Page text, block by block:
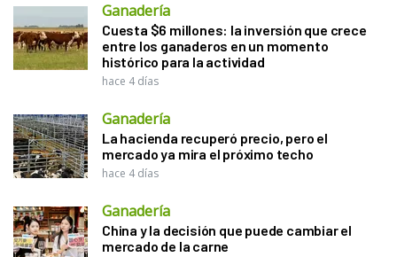
Ganadería
Cuesta $6 millones: la inversión que crece
entre los ganaderos en un momento
histórico para la actividad
hace 4 días
Ganadería
La hacienda recuperó precio, pero el
mercado ya mira el próximo techo
hace 4 días
Ganadería
China y la decisión que puede cambiar el
mercado de la carne